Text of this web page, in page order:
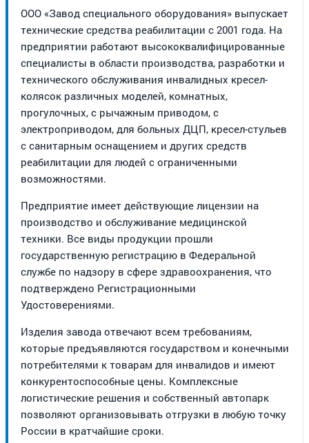
ООО «Завод специального оборудования» выпускает
технические средства реабилитации с 2001 года. На
предприятии работают высококвалифицированные
специалисты в области производства, разработки и
технического обслуживания инвалидных кресел-
колясок различных моделей, комнатных,
прогулочных, с рычажным приводом, с
электроприводом, для больных ДЦП, кресел-стульев
с санитарным оснащением и других средств
реабилитации для людей с ограниченными
возможностями.
Предприятие имеет действующие лицензии на
производство и обслуживание медицинской
техники. Все виды продукции прошли
государственную регистрацию в Федеральной
службе по надзору в сфере здравоохранения, что
подтверждено Регистрационными
Удостоверениями.
Изделия завода отвечают всем требованиям,
которые предъявляются государством и конечными
потребителями к товарам для инвалидов и имеют
конкурентоспособные цены. Комплексные
логистические решения и собственный автопарк
позволяют организовывать отгрузки в любую точку
России в кратчайшие сроки.